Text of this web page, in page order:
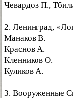
Чевардов П.,
2. Ленинград,
Манаков В.
Краснов А.
Кленников О.
Куликов А.
3. Вооруженные